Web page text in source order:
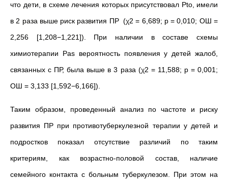
что дети, в схеме лечения которых присутствовал Pto, имели
в 2 раза выше риск развития ПР (χ2 = 6,689; p = 0,010; ОШ =
2,256 [1,208−1,221]). При наличии в составе схемы
химиотерапии Pas вероятность появления у детей жалоб,
связанных с ПР, была выше в 3 раза (χ2 = 11,588; p = 0,001;
ОШ = 3,133 [1,592−6,166]).
Таким образом, проведенный анализ по частоте и риску
развития ПР при противотуберкулезной терапии у детей и
подростков показал отсутствие различий по таким
критериям, как возрастно-половой состав, наличие
семейного контакта с больным туберкулезом. При этом на